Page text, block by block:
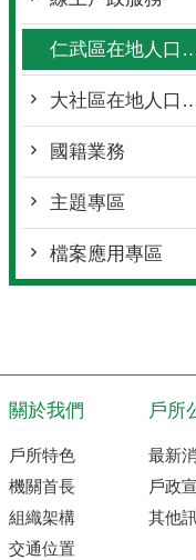
仁武區在地人口統計
大社區在地人口統計
國籍業務
主題專區
檔案應用專區
關於我們
戶所特色
機關首長
組織架構
交通位置
戶所
最新
戶政
其他